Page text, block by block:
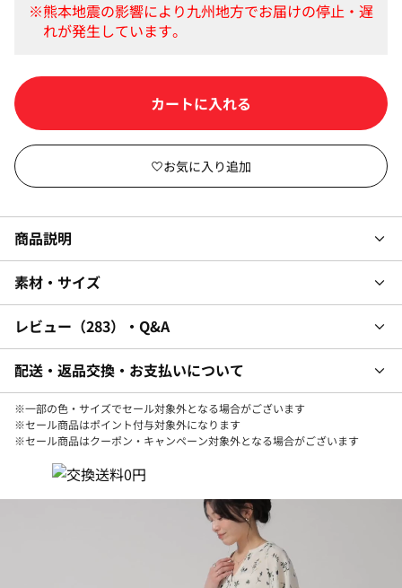
カートに入れる
商品説明
素材・サイズ
レビュー 283 ・Q&A
配送・返品交換・お支払いについて
※一部の色・サイズでセール対象外となる場合がございます
※セール商品はポイント付与対象外になります
※セール商品はクーポン・キャンペーン対象外となる場合がございます